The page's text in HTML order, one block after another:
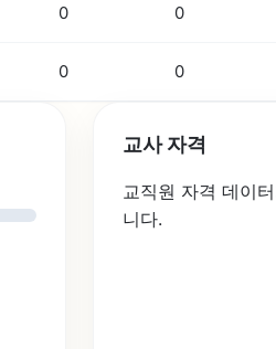
0 0
0 0
교사 자격
교직원 자격 데이
니다.